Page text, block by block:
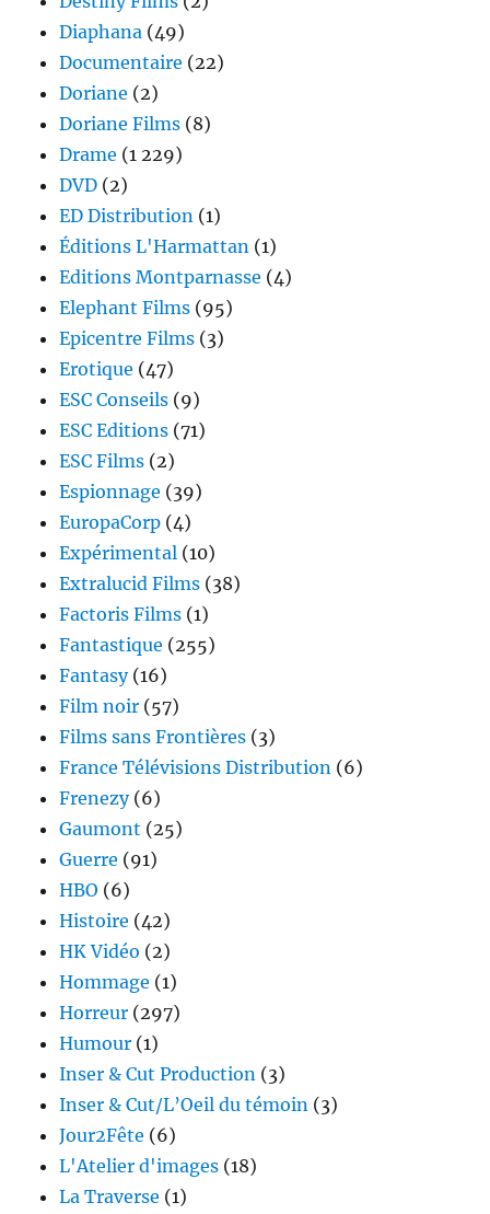
Diaphana (49)
Documentaire (22)
Doriane (2)
Doriane Films (8)
Drame (1 229)
DVD (2)
ED Distribution (1)
Éditions L'Harmattan (1)
Editions Montparnasse (4)
Elephant Films (95)
Epicentre Films (3)
Erotique (47)
ESC Conseils (9)
ESC Editions (71)
ESC Films (2)
Espionnage (39)
EuropaCorp (4)
Expérimental (10)
Extralucid Films (38)
Factoris Films (1)
Fantastique (255)
Fantasy(16)
Film noir (57)
Films sans Frontières (3)
France Télévisions Distribution (6)
Frenezy(6)
Gaumont (25)
Guerre (91)
HBO (6)
Histoire (42)
HK Vidéo (2)
Hommage (1)
Horreur (297)
Humour (1)
Inser & Cut Production (3)
Inser & Cut/L’Oeil du témoin (3)
Jour2Fête (6)
L'Atelier d'images (18)
La Traverse (1)